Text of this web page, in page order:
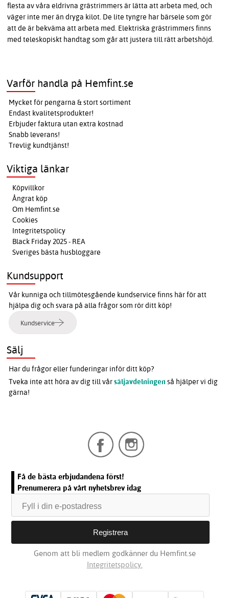
flesta av våra eldrivna grästrimmers är lätta att arbeta med, och
väger inte mer än dryga kilot. De lite tyngre har bärsele som gör
att de är bekväma att arbeta med. Elektriska grästrimmers finns
med teleskopiskt handtag som går att justera till rätt arbetshöjd.
Varför handla på Hemfint.se
Mycket för pengarna & stort sortiment
Endast kvalitetsprodukter!
Erbjuder faktura utan extra kostnad
Snabb leverans!
Trevlig kundtjänst!
Viktiga länkar
Köpvillkor
Ångrat köp
Om Hemfint.se
Cookies
Integritetspolicy
Black Friday 2025 - REA
Sveriges bästa husbloggare
Kundsupport
Vår kunniga och tillmötesgående kundservice finns här för att
hjälpa dig och svara på alla frågor som rör ditt köp!
Kundservice
Sälj
Har du frågor eller funderingar inför ditt köp?
Tveka inte att höra av dig till vårsäljavdelningen så hjälper vi dig
gärna!
Få de bästa erbjudandena först!
Prenumerera på vårt nyhetsbrev idag
Genom att bli medlem godkänner du Hemfint.se
Integritetspolicy.